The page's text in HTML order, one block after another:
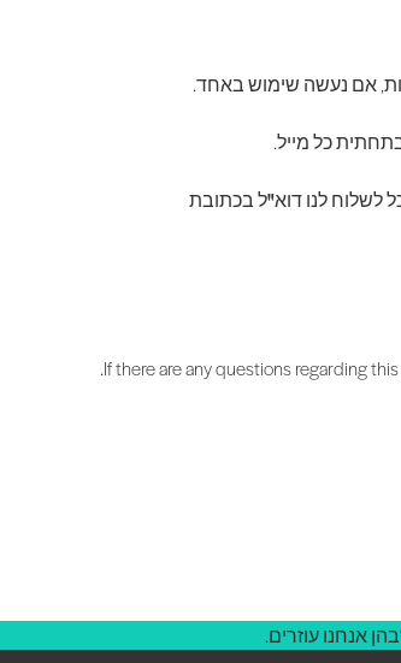
אם נעשה שימוש באחד.
כל מייל.
לשלוח לנו דוא"ל בכתובת
If there are any questions regarding
אנחנו עוזרים.